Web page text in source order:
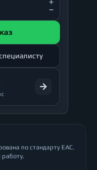
по стандарту ЕАС.